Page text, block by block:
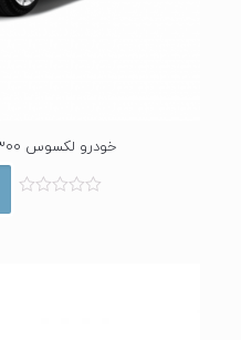
خودرو لکسوس IS300 اتوماتیک سال 2013